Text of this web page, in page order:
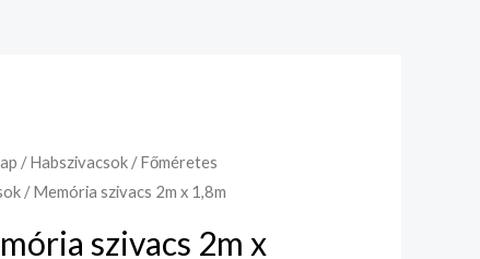
/Habszivacsok/Főméretes
/ Memória szivacs 2m x 1,8m
szivacs 2m x